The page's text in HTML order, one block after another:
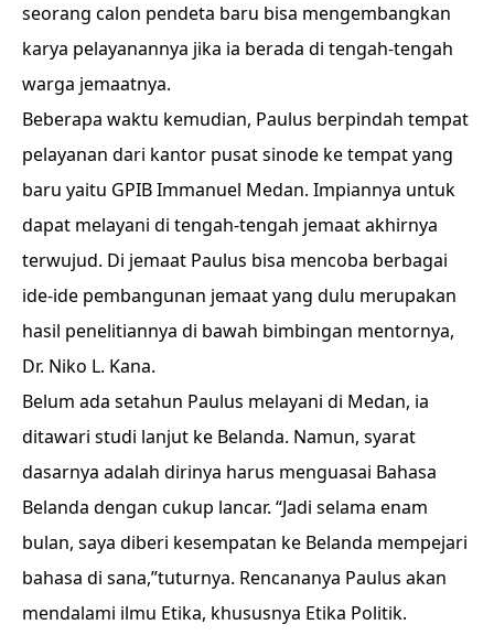
seorang calon pendeta baru bisa mengembangkan
karya pelayanannya jika ia berada di tengah-tengah
warga jemaatnya.
Beberapa waktu kemudian, Paulus berpindah tempat
pelayanan dari kantor pusat sinode ke tempat yang
baru yaitu GPIB Immanuel Medan. Impiannya untuk
dapat melayani di tengah-tengah jemaat akhirnya
terwujud. Di jemaat Paulus bisa mencoba berbagai
ide-ide pembangunan jemaat yang dulu merupakan
hasil penelitiannya di bawah bimbingan mentornya,
Dr. Niko L. Kana.
Belum ada setahun Paulus melayani di Medan, ia
ditawari studi lanjut ke Belanda. Namun, syarat
dasarnya adalah dirinya harus menguasai Bahasa
Belanda dengan cukup lancar. “Jadi selama enam
bulan, saya diberi kesempatan ke Belanda mempejari
bahasa di sana,”tuturnya. Rencananya Paulus akan
mendalami ilmu Etika, khususnya Etika Politik.